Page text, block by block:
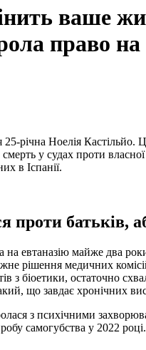
ваше
право на
25-річна Ноелія
у судах проти
в Іспанії.
проти батьків,
евтаназію майже два
рішення медичних
з біоетики, остаточно
що завдає хронічних
з психічними
самогубства у 2022